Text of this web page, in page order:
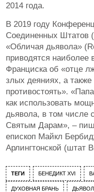
2014 года.
В 2019 году
Соединенных Штатов
«Обличая дьявола»
приводятся
Франциска об «отце
злых деяниях, а
противостоять».
как использовать
дьявола, в том числе
Святым Дарам», –
епископ Майкл
Арлингтонской (штат
ТЕГИ БЕНЕДИКТ XVI
ДУХОВНАЯ БРАНЬ ДЬЯВОЛ